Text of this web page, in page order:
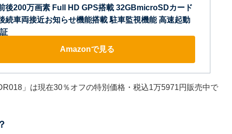
後200万画素 Full HD GPS搭載 32GBmicroSDカード
続車両接近お知らせ機能搭載 駐車監視機能 高速起動
Amazonで見る
」は現在30％オフの特別価格・税込1万5971円販売中で